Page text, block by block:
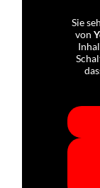
Sie
von